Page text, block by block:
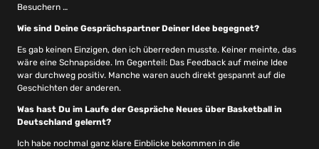
Besuchern …
Wie sind Deine Gesprächspartner Deiner Idee begegnet?
Es gab keinen Einzigen, den ich überreden musste. Keiner meinte, das
wäre eine Schnapsidee. Im Gegenteil: Das Feedback auf meine Idee
war durchweg positiv. Manche waren auch direkt gespannt auf die
Geschichten der anderen.
Was hast Du im Laufe der Gespräche Neues über Basketball in
Deutschland gelernt?
Ich habe nochmal ganz klare Einblicke bekommen in die